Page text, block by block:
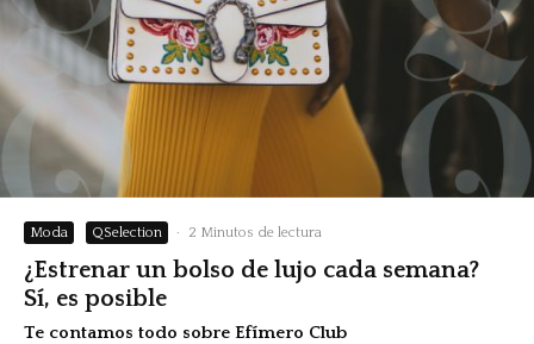
Moda QSelection · 2 Minutos de lectura
¿Estrenar un bolso de lujo cada semana?
Sí, es posible
Te contamos todo sobre Efímero Club